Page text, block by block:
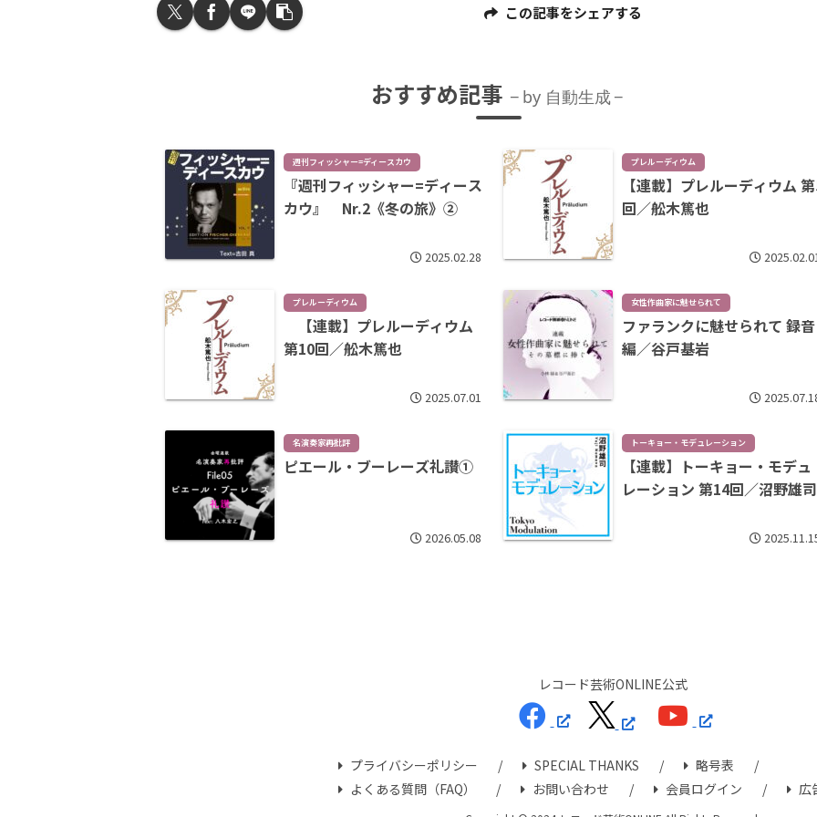
この記事をシェアする
おすすめ記事 by 自動生成
週刊フィッシャー=ディースカウ
『週刊フィッシャー=ディース
カウ』 Nr.2《冬の旅》➁
2025.02.28
プレルーディウム
【連載】プレルーディウム
回／舩木篤也
プレルーディウム
【連載】プレルーディウム
第10回／舩木篤也
2025.07.01
女性作曲家に魅せられて
ファランクに魅せられて 録音
編／谷戸基岩
名演奏家再批評
ピエール・ブーレーズ礼讃①
2026.05.08
トーキョー・モデュレーション
【連載】トーキョー・モデュ
レーション 第14回／沼野雄司
レコード芸術ONLINE公式
プライバシーポリシー SPECIAL THANKS
略号表
よくある質問（FAQ）
お問い合わせ 会員ログイン 広